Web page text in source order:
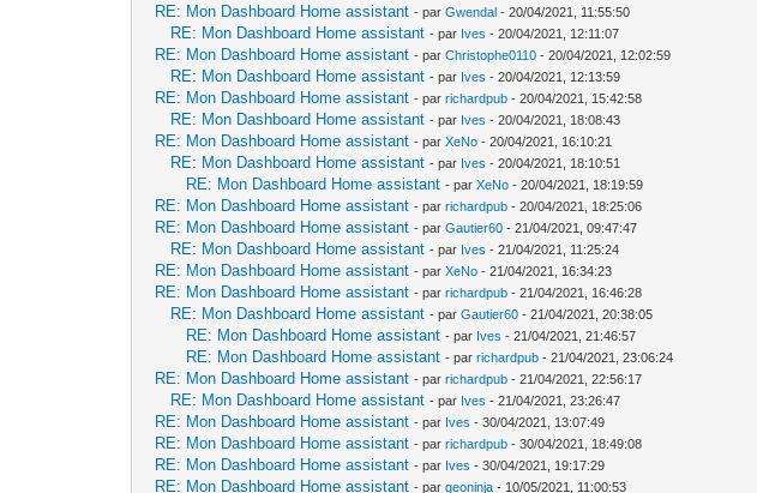
RE: Mon Dashboard Home assistant - parGwendal - 20/04/2021, 11:55:50
RE: Mon Dashboard Home assistant - par Ives - 20/04/2021, 12:11:07
RE: Mon Dashboard Home assistant - parChristophe0110 - 20/04/2021, 12:02:59
RE: Mon Dashboard Home assistant - par Ives - 20/04/2021, 12:13:59
RE: Mon Dashboard Home assistant - parrichardpub - 20/04/2021, 15:42:58
RE: Mon Dashboard Home assistant - par Ives - 20/04/2021, 18:08:43
RE: Mon Dashboard Home assistant - parXeNo - 20/04/2021, 16:10:21
RE: Mon Dashboard Home assistant - par Ives - 20/04/2021, 18:10:51
RE: Mon Dashboard Home assistant - parXeNo - 20/04/2021, 18:19:59
RE: Mon Dashboard Home assistant - parrichardpub - 20/04/2021, 18:25:06
RE: Mon Dashboard Home assistant - parGautier60 - 21/04/2021, 09:47:47
RE: Mon Dashboard Home assistant - par Ives - 21/04/2021, 11:25:24
RE: Mon Dashboard Home assistant - parXeNo - 21/04/2021, 16:34:23
RE: Mon Dashboard Home assistant - parrichardpub - 21/04/2021, 16:46:28
RE: Mon Dashboard Home assistant - parGautier60 - 21/04/2021, 20:38:05
RE: Mon Dashboard Home assistant - par Ives - 21/04/2021, 21:46:57
RE: Mon Dashboard Home assistant - parrichardpub - 21/04/2021, 23:06:24
RE: Mon Dashboard Home assistant - parrichardpub - 21/04/2021, 22:56:17
RE: Mon Dashboard Home assistant - par Ives - 21/04/2021, 23:26:47
RE: Mon Dashboard Home assistant - par Ives - 30/04/2021, 13:07:49
RE: Mon Dashboard Home assistant - parrichardpub - 30/04/2021, 18:49:08
RE: Mon Dashboard Home assistant - par Ives - 30/04/2021, 19:17:29
RE: Mon Dashboard Home assistant - pargeoninja - 10/05/2021, 11:00:53